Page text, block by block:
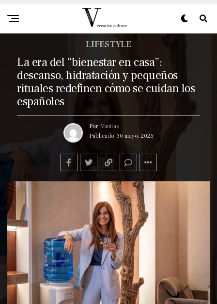
LIFESTYLE
La era del “bienestar en casa”:
descanso, hidratación y pequeños
rituales redefinen cómo se cuidan los
españoles
Por Vanitas
Publicado 30 mayo, 2026